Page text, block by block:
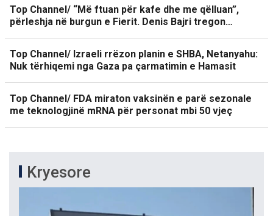
Top Channel/ “Më ftuan për kafe dhe me qëlluan”,
përleshja në burgun e Fierit. Denis Bajri tregon…
Top Channel/ Izraeli rrëzon planin e SHBA, Netanyahu:
Nuk tërhiqemi nga Gaza pa çarmatimin e Hamasit
Top Channel/ FDA miraton vaksinën e parë sezonale
me teknologjinë mRNA për personat mbi 50 vjeç
Kryesore